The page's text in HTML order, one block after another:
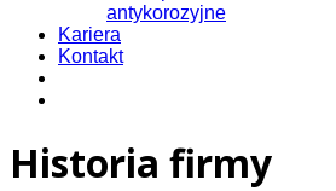
antykorozyjne
Kariera
Kontakt
Historia firmy